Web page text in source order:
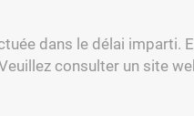
dans le délai imparti.
consulter un site